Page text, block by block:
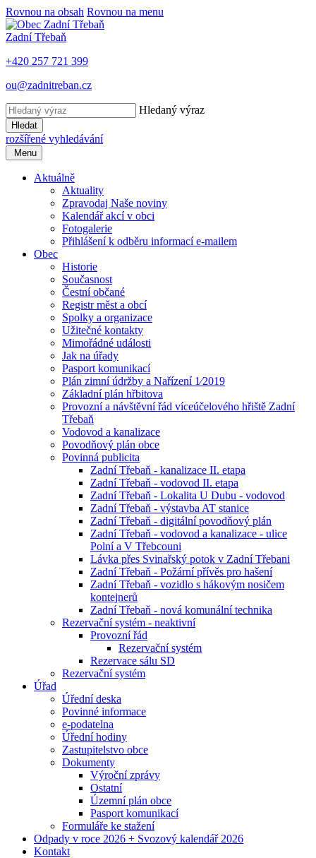
Rovnou na obsah Rovnou na menu
Zadní Třebaň
+420 257 721 399
ou@zadnitreban.cz
Hledaný výraz
Hledat
rozšířené vyhledávání
Menu
Aktuálně
Aktuality
Zpravodaj Naše noviny
Kalendář akcí v obci
Fotogalerie
Přihlášení k odběru informací e-mailem
Obec
Historie
Současnost
Čestní občané
Registr měst a obcí
Spolky a organizace
Užitečné kontakty
Mimořádné události
Jak na úřady
Pasport komunikací
Plán zimní údržby a Nařízení 1⁄2019
Základní plán hřbitova
Provozní a návštěvní řád víceúčelového hřiště Zadní
Třebaň
Vodovod a kanalizace
Povodňový plán obce
Povinná publicita
Zadní Třebaň - kanalizace II. etapa
Zadní Třebaň - vodovod II. etapa
Zadní Třebaň - Lokalita U Dubu - vodovod
Zadní Třebaň - výstavba AT stanice
Zadní Třebaň - digitální povodňový plán
Zadní Třebaň - vodovod a kanalizace - ulice
Polní a V Třebcouni
Lávka přes Svinařský potok v Zadní Třebani
Zadní Třebaň - Požární přívěs pro hašení
Zadní Třebaň - vozidlo s hákovým nosičem
kontejnerů
Zadní Třebaň - nová komunální technika
Rezervační systém - neaktivní
Provozní řád
Rezervační systém
Rezervace sálu SD
Rezervační systém
Úřad
Úřední deska
Povinné informace
e-podatelna
Úřední hodiny
Zastupitelstvo obce
Dokumenty
Výroční zprávy
Ostatní
Územní plán obce
Pasport komunikací
Formuláře ke stažení
Odpady v roce 2026 + Svozový kalendář 2026
Kontakt